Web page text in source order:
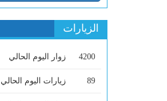
الزيارات
4200 زوار اليوم الحالي
89 زيارات اليوم الحالي